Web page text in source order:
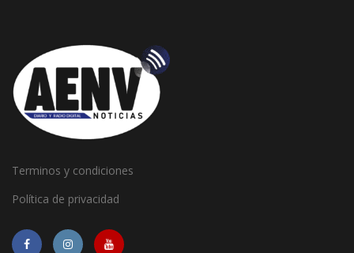
Terminos y condiciones
Política de privacidad